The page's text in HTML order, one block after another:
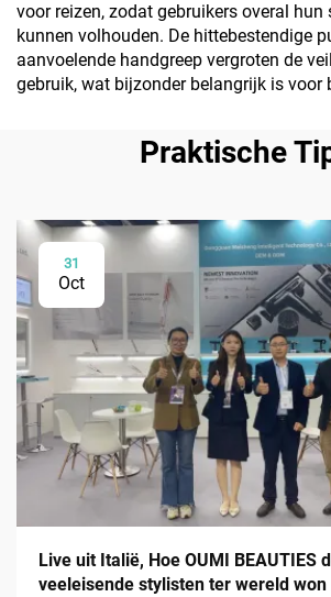
voor reizen, zodat gebruikers overal
kunnen volhouden. De hittebestendige
aanvoelende handgreep vergroten de
gebruik, wat bijzonder belangrijk is voor
Praktische
31
Oct
Live uit Italië, Hoe OUMI BEAUTIES
veeleisende stylisten ter wereld won